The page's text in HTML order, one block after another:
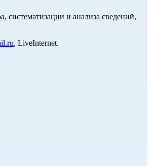
и анализа сведений,
, LiveInternet.